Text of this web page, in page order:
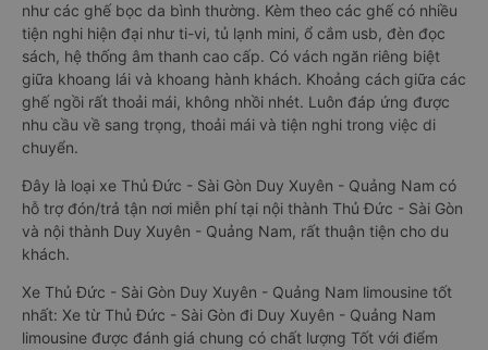
như các ghế bọc da bình thường. Kèm theo các ghế có nhiều
tiện nghi hiện đại như ti-vi, tủ lạnh mini, ổ cắm usb, đèn đọc
sách, hệ thống âm thanh cao cấp. Có vách ngăn riêng biệt
giữa khoang lái và khoang hành khách. Khoảng cách giữa các
ghế ngồi rất thoải mái, không nhồi nhét. Luôn đáp ứng được
nhu cầu về sang trọng, thoải mái và tiện nghi trong việc di
chuyển.
Đây là loại xe Thủ Đức - Sài Gòn Duy Xuyên - Quảng Nam có
hỗ trợ đón/trả tận nơi miễn phí tại nội thành Thủ Đức - Sài Gòn
và nội thành Duy Xuyên - Quảng Nam, rất thuận tiện cho du
khách.
Xe Thủ Đức - Sài Gòn Duy Xuyên - Quảng Nam limousine tốt
nhất: Xe từ Thủ Đức - Sài Gòn đi Duy Xuyên - Quảng Nam
limousine được đánh giá chung có chất lượng Tốt với điểm